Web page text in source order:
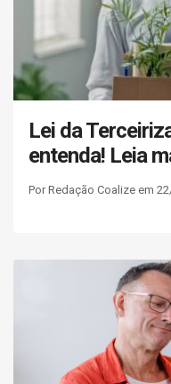
Lei da
entenda! Leia
Por Redação Coalize em